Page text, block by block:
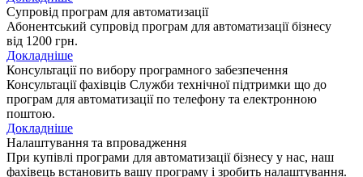
Супровід програм для автоматизації
Абонентський супровід програм для автоматизації бізнесу
від 1200 грн.
Докладніше
Консультації по вибору програмного забезпечення
Консультації фахівців Служби технічної підтримки що до
програм для автоматизації по телефону та електронною
поштою.
Докладніше
Налаштування та впровадження
При купівлі програми для автоматизації бізнесу у нас, наш
фахівець встановить вашу програму і зробить налаштування.